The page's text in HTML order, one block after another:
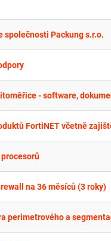
společnosti Packung s.r.o.
- software,
FortiNET včetně
procesorů
na 36 měsíců (3 roky)
perimetrového a